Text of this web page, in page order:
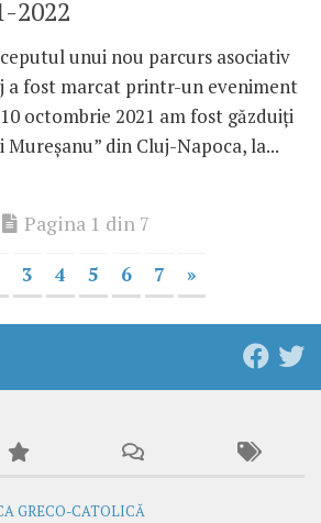
2022
unui nou parcurs asociativ
a fost marcat printr-un eveniment
octombrie 2021 am fost găzduiți
din Cluj-Napoca, la...
Pagina 1 din 7
3 4 5 6 7 »
GRECO-CATOLICĂ